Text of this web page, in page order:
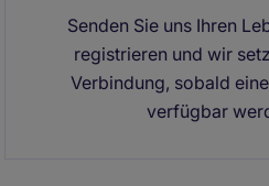
Senden Sie uns Ihren
registrieren und wir
Verbindung, sobald
verfügbar